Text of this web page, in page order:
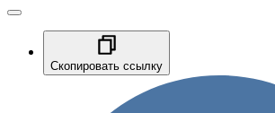
Скопировать ссылку